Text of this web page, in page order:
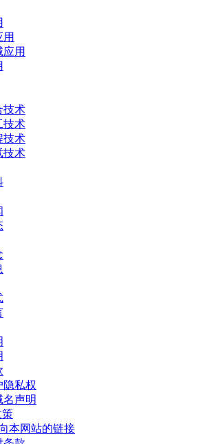
应用
技术
技术
技术
技术
隐私权
名声明
策
本网站的链接